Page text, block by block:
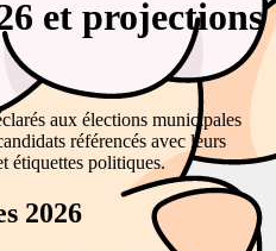
et projections
aux élections municipales
référencés avec leurs
étiquettes politiques.
2026